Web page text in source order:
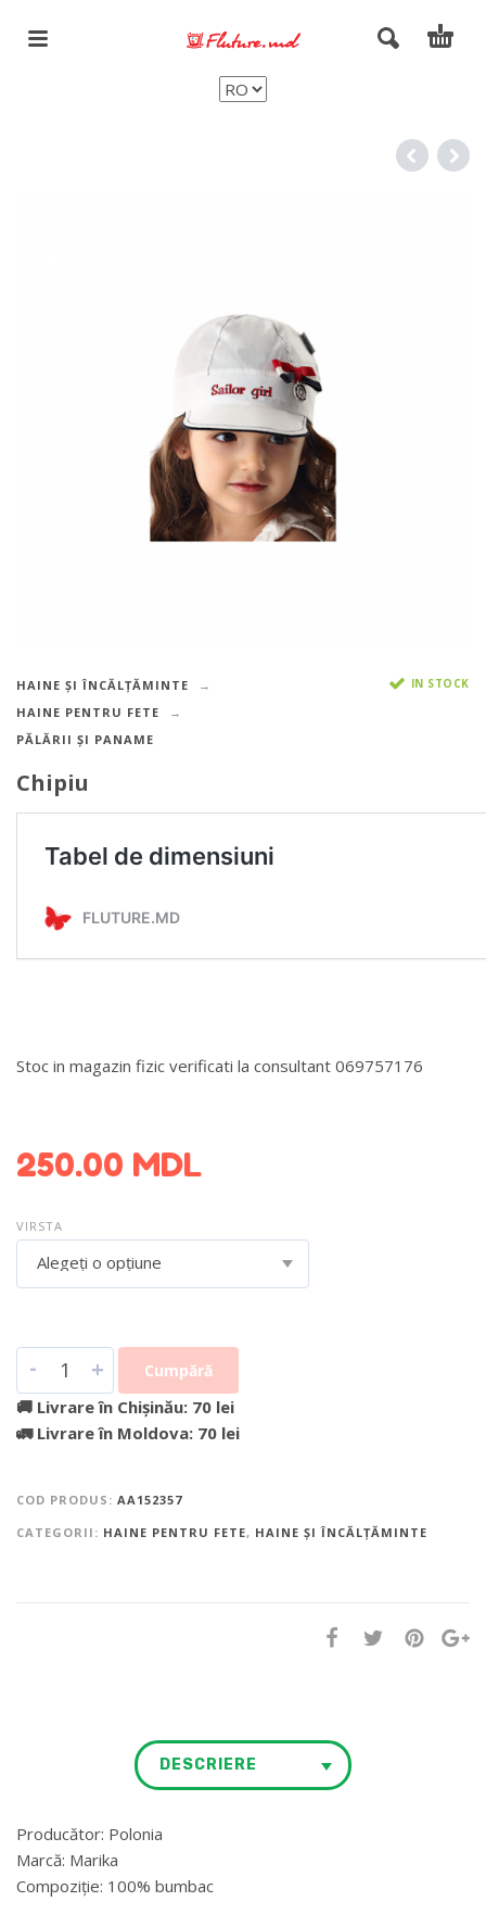
HAINE ȘI ÎNCĂLȚĂMINTE
HAINE PENTRU FETE
PĂLĂRII ȘI PANAME
IN STOCK
Chipiu
Stoc in magazin fizic verificati la consultant 069757176
250.00 MDL
VIRSTA
Alegeți o opțiune
- + Cumpără
🚚 Livrare în Chișinău: 70 lei
🚛 Livrare în Moldova: 70 lei
COD PRODUS: AA152357
CATEGORII: HAINE PENTRU FETE, HAINE ȘI ÎNCĂLȚĂMINTE
DESCRIERE
Producător: Polonia
Marcă: Marika
Compoziție: 100% bumbac